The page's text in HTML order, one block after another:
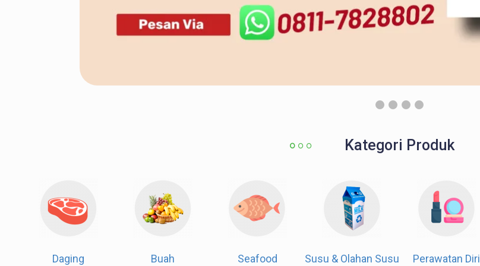
Kategori Produk
Perawatan Diri
Susu & Olahan Susu
Seafood
Buah
Daging